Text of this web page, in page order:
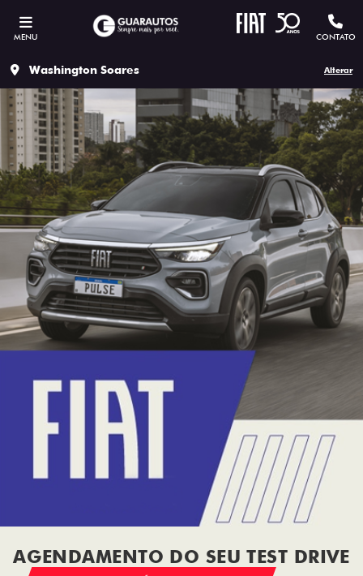
MENU CONTATO
Washington Soares Alterar
AGENDAMENTO DO SEU TEST DRIVE